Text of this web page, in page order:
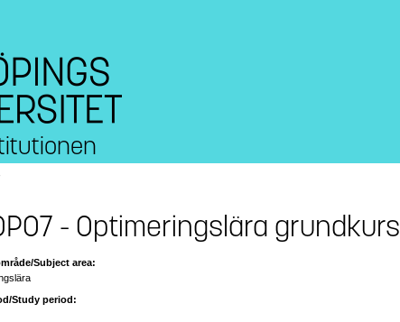
- Optimeringslära grundkurs
Subject area:
Study period: